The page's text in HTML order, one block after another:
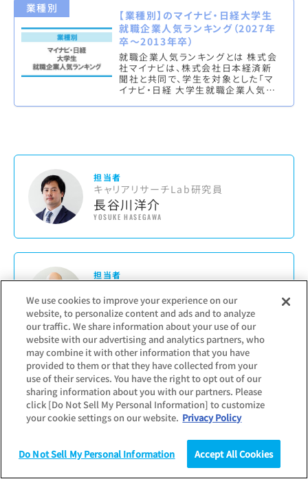
統計（データ） コラム
業種別
【業種別】のマイナビ・日経大学生
就職企業人気ランキング（2027年
卒～2013年卒）
就職企業人気ランキングとは 株式会
社マイナビは、株式会社日本経済新
聞社と共同で、学生を対象とした「マ
イナビ・日経 大学生就職企業人気ラ
担当者
キャリアリサーチLab研究員
長谷川洋介
YOSUKE HASEGAWA
担当者
片山久也
HISANARI KATAYAMA
大学生（3～4年生）・大学院生
調査結果のお問い合わせ
We use cookies to improve your experience on our
website, to personalize content and ads and to analyze
our traffic. We share information about your use of our
website with our advertising and analytics partners, who
may combine it with other information that you have
provided to them or that they have collected from your
use of their services. You have the right to opt out of our
sharing information about you with our partners. Please
click [Do Not Sell My Personal Information] to customize
your cookie settings on our website. Privacy Policy
Do Not Sell My Personal Information Accept All Cookies